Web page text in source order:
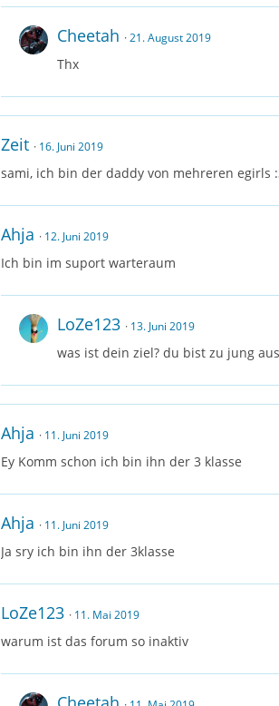
Cheetah 21. August 2019
Thx
Zeit 16. Juni 2019
sami, ich bin der daddy von mehreren egirls
Ahja 12. Juni 2019
Ich bin im suport warteraum
LoZe123 13. Juni 2019
was ist dein ziel? du bist zu jung
Ahja 11. Juni 2019
Ey Komm schon ich bin ihn der 3 klasse
Ahja 11. Juni 2019
Ja sry ich bin ihn der 3klasse
LoZe123 11. Mai 2019
warum ist das forum so inaktiv